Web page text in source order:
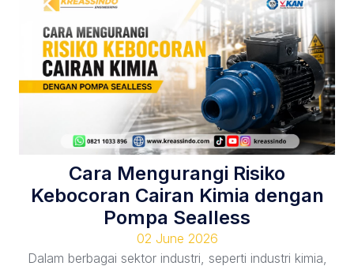
Cara Mengurangi Risiko
Kebocoran Cairan Kimia dengan
Pompa Sealless
02 June 2026
Dalam berbagai sektor industri, seperti industri kimia,